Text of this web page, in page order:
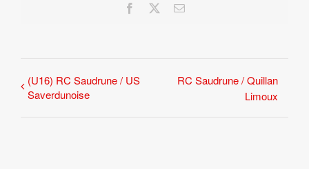
Facebook Email
(U16) RC Saudrune / US
Saverdunoise
RC Saudrune / Quillan
Limoux